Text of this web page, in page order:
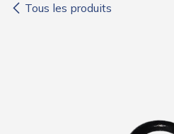
Tous les produits